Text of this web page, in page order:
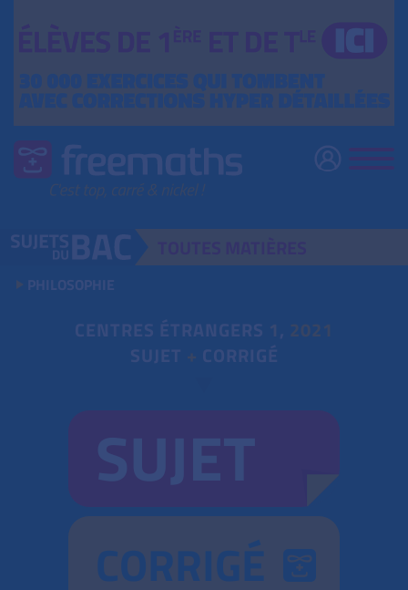
PHILOSOPHIE
CENTRES ÉTRANGERS 1, 2021
SUJET + CORRIGÉ
CORRIGÉ